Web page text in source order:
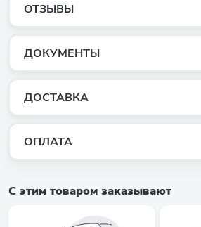
ОТЗЫВЫ
ДОКУМЕНТЫ
ДОСТАВКА
ОПЛАТА
С этим товаром заказывают